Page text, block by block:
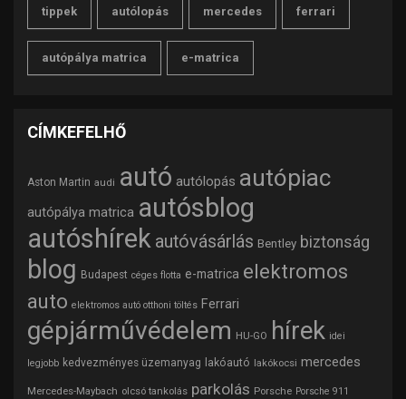
tippek autólopás mercedes ferrari
autópálya matrica e-matrica
CÍMKEFELHŐ
Aston Martin audi autó autólopás autópiac
autópálya matrica autósblog
autóshírek autóvásárlás Bentley biztonság
blog Budapest céges flotta e-matrica elektromos
auto elektromos autó otthoni töltés Ferrari
gépjárművédelem HU-GO hírek idei
legjobb kedvezményes üzemanyag lakóautó lakókocsi mercedes
Mercedes-Maybach olcsó tankolás parkolás Porsche Porsche 911